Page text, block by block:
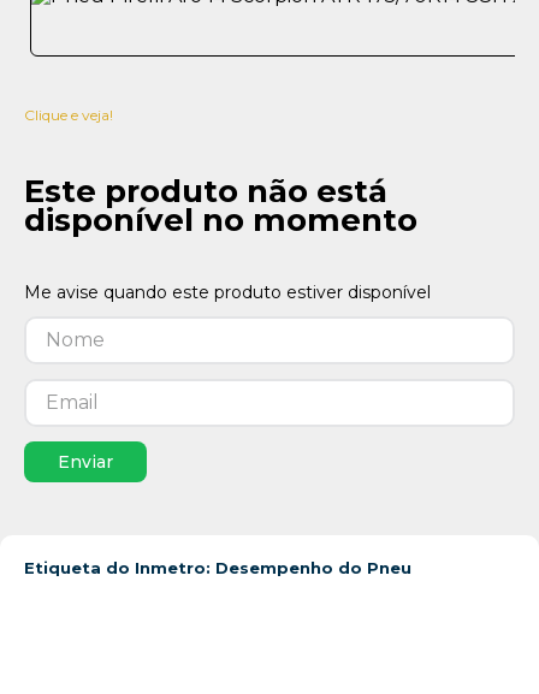
Clique e veja!
Este produto não está
disponível no momento
Enviar
Etiqueta do Inmetro: Desempenho do Pneu